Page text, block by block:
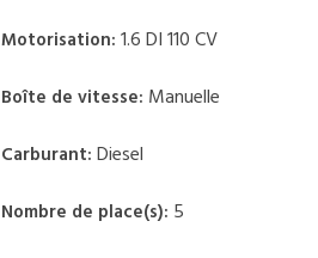
Motorisation: 1.6 DI 110 CV
Boîte de vitesse: Manuelle
Carburant: Diesel
Nombre de place(s): 5